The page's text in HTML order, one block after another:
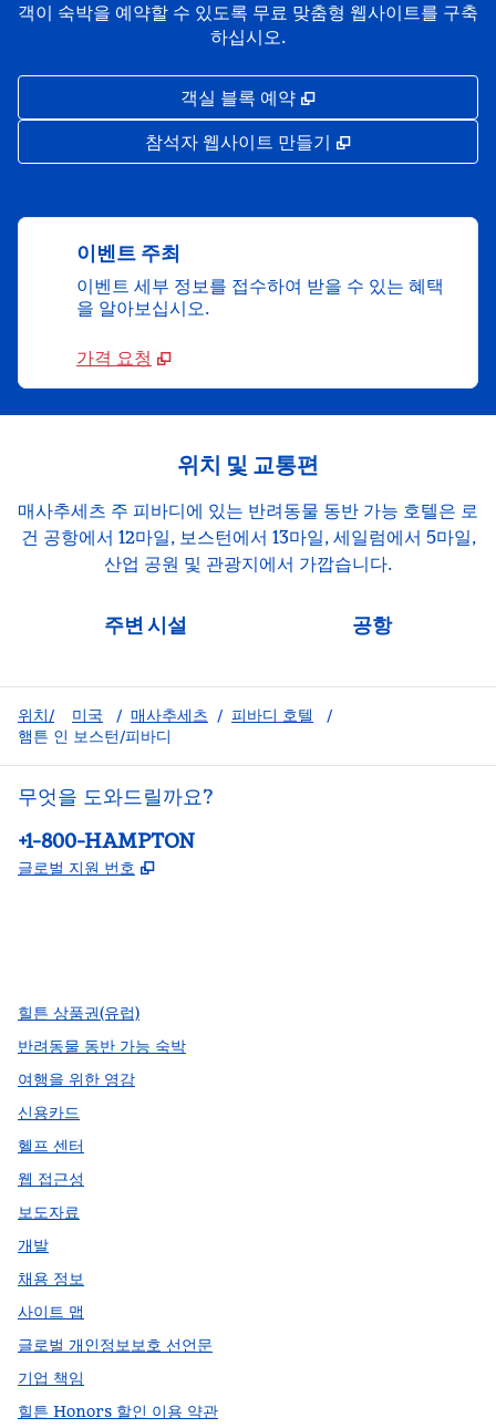
객이 숙박을 예약할 수 있도록 무료 맞춤형 웹사이트를 구축
하십시오.
객실 블록 예약 ,
참석자 웹사이트 만들기 ,
이벤트 주최
이벤트 세부 정보를 접수하여 받을 수 있는 혜택
을 알아보십시오.
가격 요청
위치 및 교통편
매사추세츠 주 피바디에 있는 반려동물 동반 가능 호텔은 로
건 공항에서 12마일, 보스턴에서 13마일, 세일럼에서 5마일,
산업 공원 및 관광지에서 가깝습니다.
주변 시설 공항
위치/ 미국 / 매사추세츠 / 피바디 호텔
/
햄튼 인 보스턴/피바디
무엇을 도와드릴까요?
전화:
+1-800-HAMPTON
글로벌 지원 번호 ,
힐튼 상품권(유럽)
반려동물 동반 가능 숙박
여행을 위한 영감
신용카드
헬프 센터
웹 접근성
보도자료
개발
채용 정보
사이트 맵
글로벌 개인정보보호 선언문
기업 책임
힐튼 Honors 할인 이용 약관